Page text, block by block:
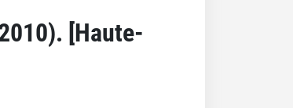
[Haute-